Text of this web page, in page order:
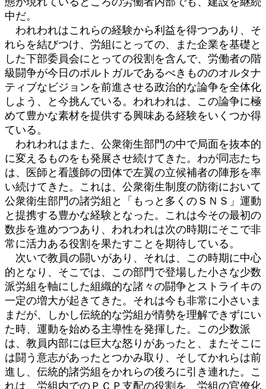
中だ。
われわれはこれらの経験から利益を得つつあり、そ
れらを結びつけ、労組にとっての、また企業を基礎と
した下部委員会にとっての役割を含んで、労働者の階
級闘争が今日のポルトガルであるべきもののオルタナ
ティブなビジョンを前進させる政治的な論争を全体化
しよう、と今挑んでいる。われわれは、この論争に極
めて豊かな素材を提供する興味ある経験をいくつか得
ている。
われわれはまた、公衆衛生部門の中で局面を抜本的
に変えるものをも発展させ続けてきた。わが同志たち
は、医師と看護師の団体で左翼の立候補者の陣形を率
い続けてきた。これは、公衆衛生制度の防衛において
公衆衛生部門の諸労組と「もっと多くのＳＮＳ」運動
と提携する豊かな経験となった。これは今その最初の
数歩を進めつつあり、われわれは次の時期にそこで非
常に活力ある役割を果たすことを期待している。
次いで教員の闘いがあり、それは、この時期に中心
的となり、そこでは、この部門で登場した小さな少数
派労組を軸にした組織的な諸々の闘争とストライキの
一定の増大が起きてきた。それは今も非常に小さいま
まだが、しかし伝統的な労組が情勢を理解できずにい
た時、運動を始める主導性を発揮した。この少数派
は、教員内部には巨大な怒りがあったと、またそこに
は闘う意志があったとつかみ取り、そしてかれらは前
進し、伝統的諸労組をかれらの後ろに引き連れた。こ
れは、労組内でのＰＣＰ支配の役割を、労組の官僚化